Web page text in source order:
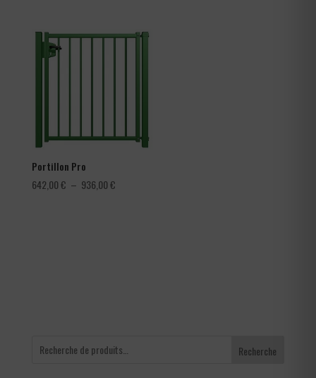
3,60 €
Portillon Pro
642,00€ – 936,00€Plage
Recherche